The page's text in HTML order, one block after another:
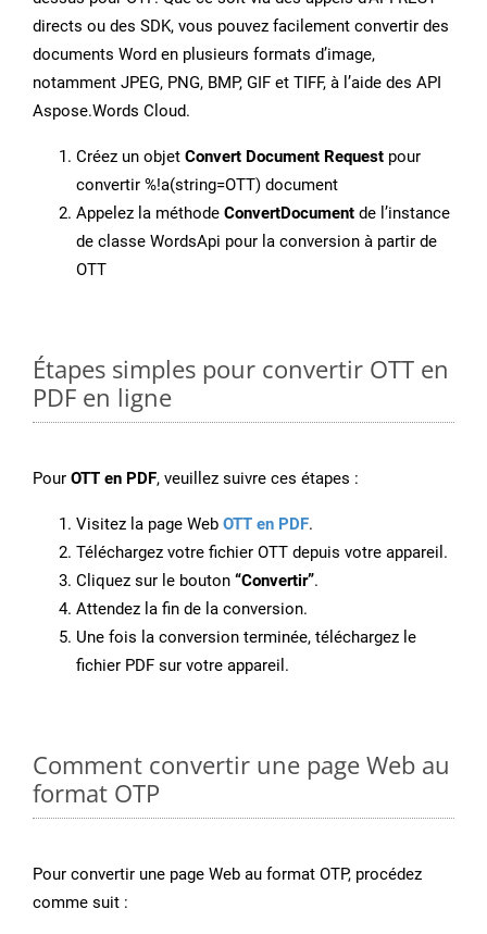
directs ou des SDK, vous pouvez facilement convertir des
documents Word en plusieurs formats d’image,
notamment JPEG, PNG, BMP, GIF et TIFF, à l’aide des API
Aspose.Words Cloud.
Créez un objet Convert Document Request pour
convertir %!a(string=OTT) document
Appelez la méthode ConvertDocument de l’instance
de classe WordsApi pour la conversion à partir de
OTT
Étapes simples pour convertir OTT en
PDF en ligne
Pour OTT en PDF, veuillez suivre ces étapes :
Visitez la page Web OTT en PDF.
Téléchargez votre fichier OTT depuis votre appareil.
Cliquez sur le bouton “Convertir”.
Attendez la fin de la conversion.
Une fois la conversion terminée, téléchargez le
fichier PDF sur votre appareil.
Comment convertir une page Web au
format OTP
Pour convertir une page Web au format OTP, procédez
comme suit :